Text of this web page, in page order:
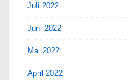
Juli 2022
Juni 2022
Mai 2022
April 2022